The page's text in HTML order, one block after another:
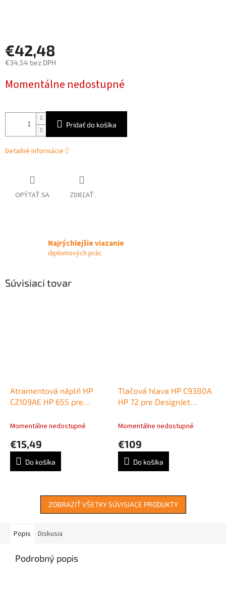
€42,48
€34,54 bez DPH
cena:
Momentálne nedostupné
Pridať do košíka
Detailné informácie
OPÝTAŤ SA ZDIEĽAŤ
Najrýchlejšie viazanie
diplomových prác
Súvisiaci tovar
Atramentová náplň HP
CZ109AE HP 655 pre
3525/4615/4625/5525
Momentálne nedostupné
€15,49
Do košíka
Tlačová hlava HP C9380A
HP 72 pre DesignJet
grey/photo black
Momentálne nedostupné
€109
Do košíka
ZOBRAZIŤ VŠETKY SÚVISIACE PRODUKTY
Popis Diskusia
Podrobný popis